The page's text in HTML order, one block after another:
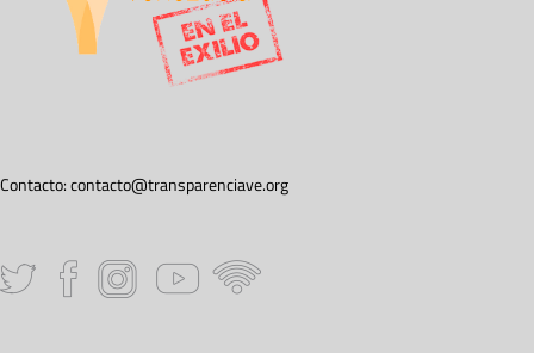
Contacto:contacto@transparenciave.org